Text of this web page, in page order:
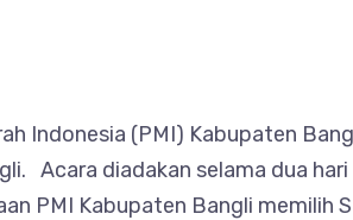
Indonesia (PMI) Kabupaten
Acara diadakan selama dua
PMI Kabupaten Bangli memilih